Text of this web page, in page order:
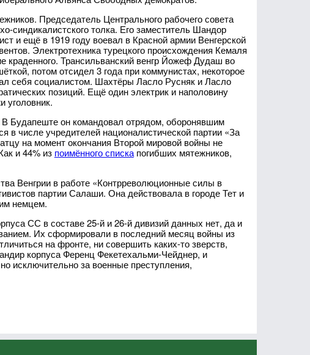
Председатель Центрального рабочего совета
синдикалистского толка. Его заместитель Шандор
и ещё в 1919 году воевал в Красной армии Венгерской
Электротехника турецкого происхождения Кемаля
краденного. Трансильванский венгр Йожеф Дудаш во
потом отсидел 3 года при коммунистах, некоторое
себя социалистом. Шахтёры Ласло Русняк и Ласло
позиций. Ещё один электрик и наполовину
уголовник.
В Будапеште он командовал отрядом, оборонявшим
числе учредителей националистической партии «За
на момент окончания Второй мировой войны не
и 44% из поимённого спискапогибших мятежников,
Венгрии в работе «Контрреволюционные силы в
партии Салаши. Она действовала в городе Тет и
немцем.
СС в составе 25-й и 26-й дивизий данных нет, да и
Их сформировали в последний месяц войны из
на фронте, ни совершить каких-то зверств,
корпуса Ференц Фекетехальми-Чейднер, и
исключительно за военные преступления,